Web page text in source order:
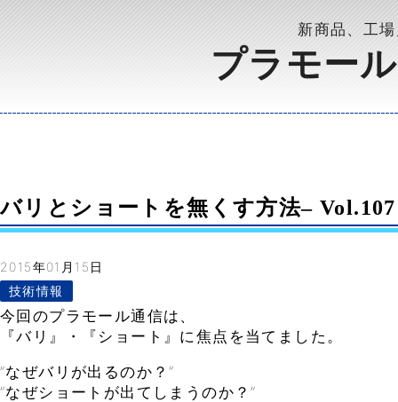
新商品、工
プラモー
バリとショートを無くす方法– Vol.107
2015年01月15日
技術情報
今回のプラモール通信は、
『バリ』・『ショート』に焦点を当てました。
”なぜバリが出るのか？”
”なぜショートが出てしまうのか？”